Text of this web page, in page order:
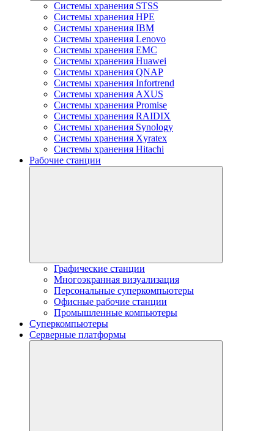
Системы хранения STSS
Системы хранения HPE
Системы хранения IBM
Системы хранения Lenovo
Системы хранения EMC
Системы хранения Huawei
Системы хранения QNAP
Системы хранения Infortrend
Системы хранения AXUS
Системы хранения Promise
Системы хранения RAIDIX
Системы хранения Synology
Системы хранения Xyratex
Системы хранения Hitachi
Рабочие станции
Графические станции
Многоэкранная визуализация
Персональные суперкомпьютеры
Офисные рабочие станции
Промышленные компьютеры
Суперкомпьютеры
Серверные платформы